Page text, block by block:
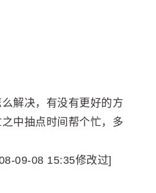
解决，有没有更好的方
中抽点时间帮个忙，多
09-08 15:35修改过]